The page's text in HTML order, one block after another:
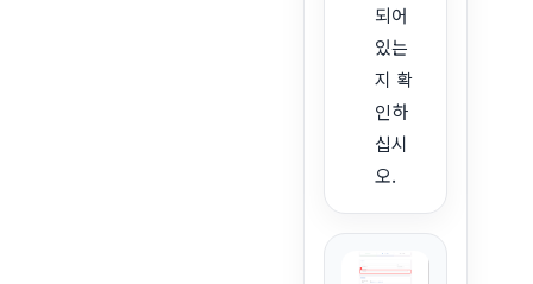
되어
있는
지 확
인하
십시
오.